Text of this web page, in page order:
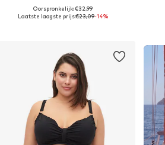
Beschikbare maten: XXL, 4XL, 5XL
Oorspronkelijk: €32,99
Laatste laagste prijs:€23,09-14%